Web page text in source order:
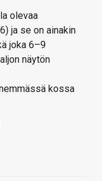
olevaa
ja se on ainakin
joka 6–9
näytön
kossa